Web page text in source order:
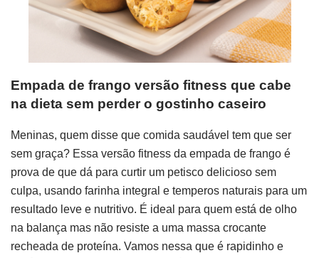
Empada de frango versão fitness que cabe
na dieta sem perder o gostinho caseiro
Meninas, quem disse que comida saudável tem que ser
sem graça? Essa versão fitness da empada de frango é
prova de que dá para curtir um petisco delicioso sem
culpa, usando farinha integral e temperos naturais para um
resultado leve e nutritivo. É ideal para quem está de olho
na balança mas não resiste a uma massa crocante
recheada de proteína. Vamos nessa que é rapidinho e